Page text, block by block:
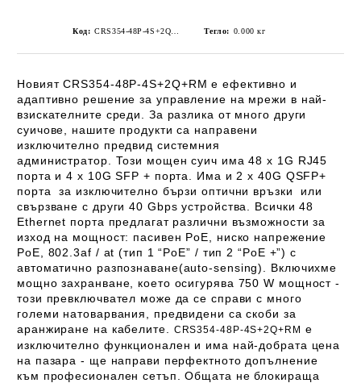
Код: Тегло: 0.000 кг
НовиятCRS354-48P-4S+2Q+RM е ефективно и
адаптивно решение за управление на мрежи в най-
взискателните среди. За разлика от много други
суичове, нашите продукти са направени
изключително предвид системния
администратор. Този мощен суич има 48 x 1G RJ45
порта и 4 x 10G SFP + порта. Има и 2 x 40G QSFP+
порта за изключително бързи оптични връзки или
свързване с други 40 Gbps устройства. Всички 48
Ethernet порта предлагат различни възможности за
изход на мощност: пасивен PoE, ниско напрежение
PoE, 802.3af / at (тип 1 “PoE” / тип 2 “PoE +”) с
автоматично разпознаване(auto-sensing)
. Включихме
мощно захранване, което осигурява 750 W мощност -
този превключвател може да се справи с много
големи натоварвания, предвидени са скоби за
аранжиране на кабелите. CRS354-48P-4S+2Q+RM е
изключително функционален и има най-добрата цена
на пазара - ще направи перфектното допълнение
към професионален сетъп. Общата не блокираща